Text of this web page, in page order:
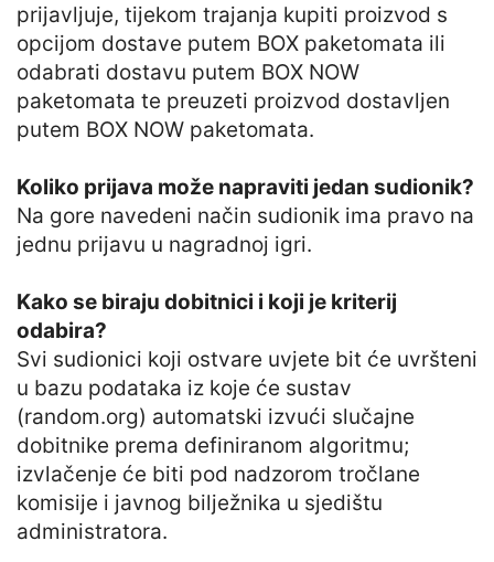
prijavljuje, tijekom trajanja kupiti proizvod s
opcijom dostave putem BOX paketomata ili
odabrati dostavu putem BOX NOW
paketomata te preuzeti proizvod dostavljen
putem BOX NOW paketomata.
Koliko prijava može napraviti jedan sudionik?
Na gore navedeni način sudionik ima pravo na
jednu prijavu u nagradnoj igri.
Kako se biraju dobitnici i koji je kriterij
odabira?
Svi sudionici koji ostvare uvjete bit će uvršteni
u bazu podataka iz koje će sustav
(random.org) automatski izvući slučajne
dobitnike prema definiranom algoritmu;
izvlačenje će biti pod nadzorom tročlane
komisije i javnog bilježnika u sjedištu
administratora.